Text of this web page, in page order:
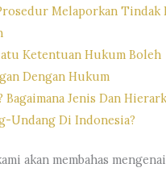
Melaporkan Tindak
Ketentuan Hukum Boleh
Dengan Hukum
Bagaimana Jenis Dan
Undang Di Indonesia?
akan membahas